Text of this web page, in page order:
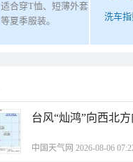
适合穿T恤、短薄外套
等夏季服装。
洗车
台风“灿鸿”向西北
中国天气网 2026-08-06